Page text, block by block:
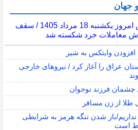
جهان
پایان بورس امروز یکشنبه 18 مرداد 1405 / سقف
معاملات خرد شکسته شد
وایتکس به شیر
عراق را آغاز کرد / نیروهای خارجی
فرزند نوجوان
طلا از زن مسافر
نداریم/باز شدن تنگه هرمز به شرایطی
است